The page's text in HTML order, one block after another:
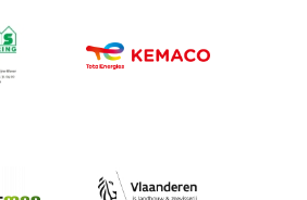
Afbeelding
Afbeelding